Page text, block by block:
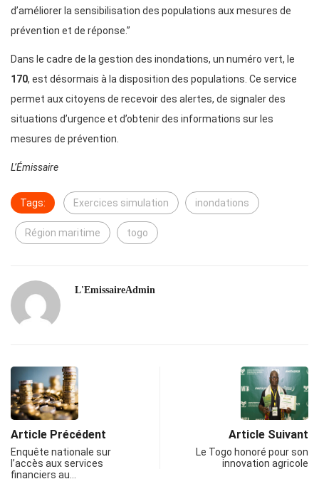
d’améliorer la sensibilisation des populations aux mesures de
prévention et de réponse.”
Dans le cadre de la gestion des inondations, un numéro vert, le
170, est désormais à la disposition des populations. Ce service
permet aux citoyens de recevoir des alertes, de signaler des
situations d’urgence et d’obtenir des informations sur les
mesures de prévention.
L’Émissaire
Tags: Exercices simulation inondations
Région maritime togo
L'EmissaireAdmin
Article Précédent
Enquête nationale sur
l’accès aux services
financiers au…
Article Suivant
Le Togo honoré pour son
innovation agricole